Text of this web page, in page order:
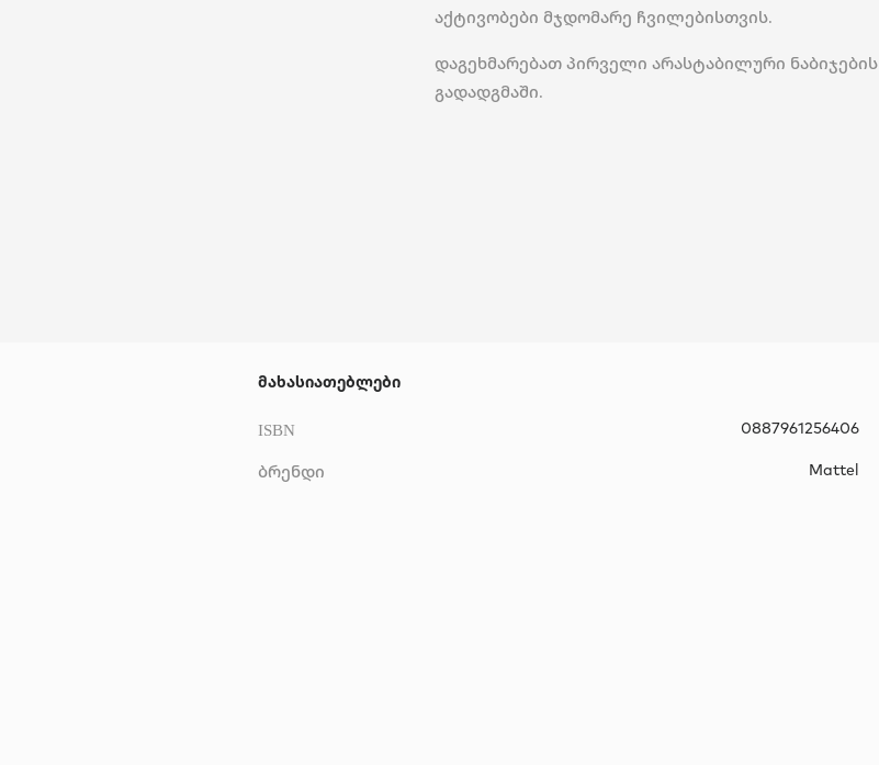
აქტივობები მჯდომარე ჩვილებისთვის.
დაგეხმარებათ პირველი არასტაბილური ნაბიჯების
გადადგმაში.
მახასიათებლები
ISBN 0887961256406
ბრენდი Mattel